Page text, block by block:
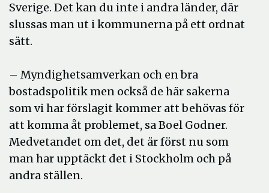
Sverige. Det kan du inte i andra länder, där
slussas man ut i kommunerna på ett ordnat
sätt.
– Myndighetsamverkan och en bra
bostadspolitik men också de här sakerna
som vi har förslagit kommer att behövas för
att komma åt problemet, sa Boel Godner.
Medvetandet om det, det är först nu som
man har upptäckt det i Stockholm och på
andra ställen.